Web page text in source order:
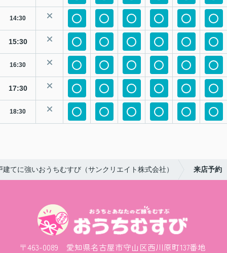
14:30
15:30
16:30
17:30
18:30
てに強いおうちむすび（サンクリエイト株式会社） 来店予約
〒463-0089 愛知県名古屋市守山区西川原町137番地